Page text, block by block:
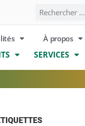
À propos
SERVICES